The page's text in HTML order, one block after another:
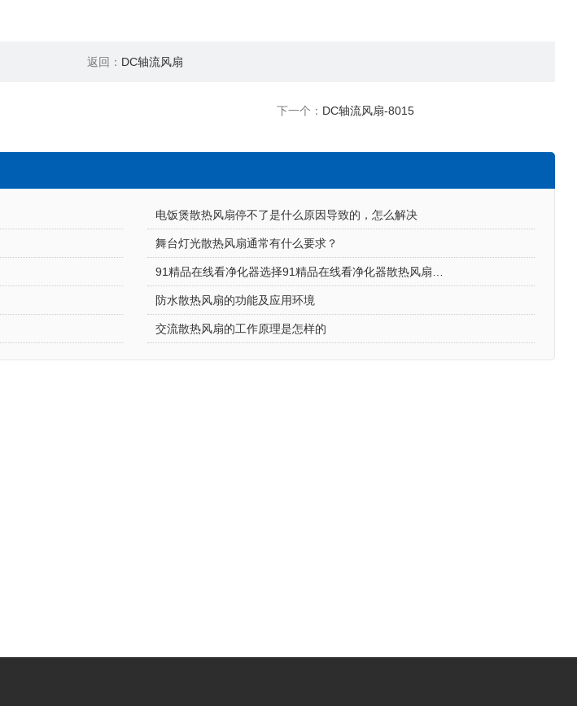
返回： DC轴流风扇
下一个： DC轴流风扇-8015
电饭煲散热风扇停不了是什么原因导致的，怎么解决
舞台灯光散热风扇通常有什么要求？
防水散热风扇的功能及应用环境
交流散热风扇的工作原理是怎样的